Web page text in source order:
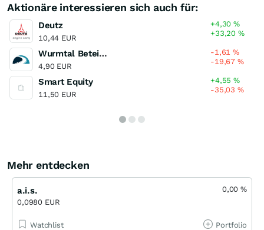
Aktionäre interessieren sich auch für:
Deutz
10,44 EUR
+4,30%
+33,20%
Wurmtal Beteiligungen
4,90 EUR
-1,61%
-19,67%
Smart Equity
11,50 EUR
+4,55%
-35,03%
Mehr entdecken
a.i.s.
0,0980 EUR
0,00%
Watchlist Portfolio